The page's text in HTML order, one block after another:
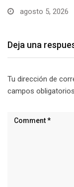
Deja una
Tu dirección de
campos